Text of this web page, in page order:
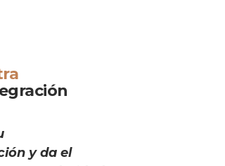
y da el